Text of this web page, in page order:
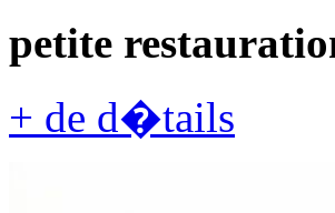
petite
+ de d�tails